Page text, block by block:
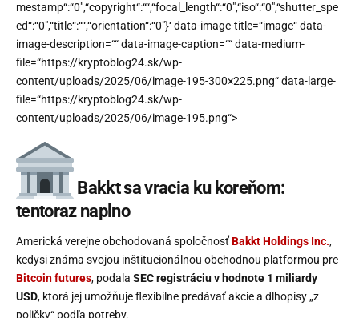
mestamp“:“0″,“copyright“:““,“focal_length“:“0″,“iso“:“0″,“shutter_spe
ed“:“0″,“title“:““,“orientation“:“0″}‘ data-image-title=“image“ data-
image-description=““ data-image-caption=““ data-medium-
file=“https://kryptoblog24.sk/wp-
content/uploads/2025/06/image-195-300×225.png“ data-large-
file=“https://kryptoblog24.sk/wp-
content/uploads/2025/06/image-195.png“>
Bakkt sa vracia ku koreňom:
tentoraz naplno
Americká verejne obchodovaná spoločnosťBakkt Holdings Inc.,
kedysi známa svojou inštitucionálnou obchodnou platformou pre
Bitcoin futures, podala SEC registráciu v hodnote 1 miliardy
USD, ktorá jej umožňuje flexibilne predávať akcie a dlhopisy „z
poličky“ podľa potreby.